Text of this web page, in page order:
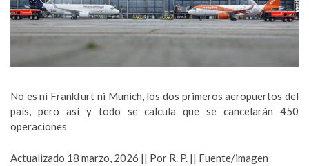
No es ni Frankfurt ni Munich, los dos primeros aeropuertos del
país, pero así y todo se calcula que se cancelarán 450
operaciones
Actualizado 18 marzo, 2026 || Por R. P. || Fuente/imagen